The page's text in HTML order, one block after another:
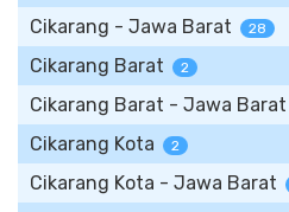
Cikarang - Jawa Barat 28
Cikarang Barat 2
Cikarang Barat - Jawa Barat
Cikarang Kota 2
Cikarang Kota - Jawa Barat